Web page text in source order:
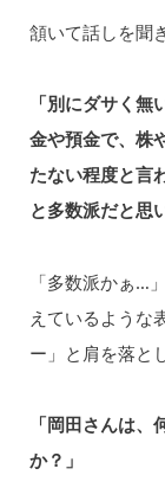
頷いて話しを聞
「別にダサく
金や預金で、株
たない程度と言
と多数派だと思
「多数派かぁ…
えているような
ー」と肩を落と
「岡田さんは
か？」